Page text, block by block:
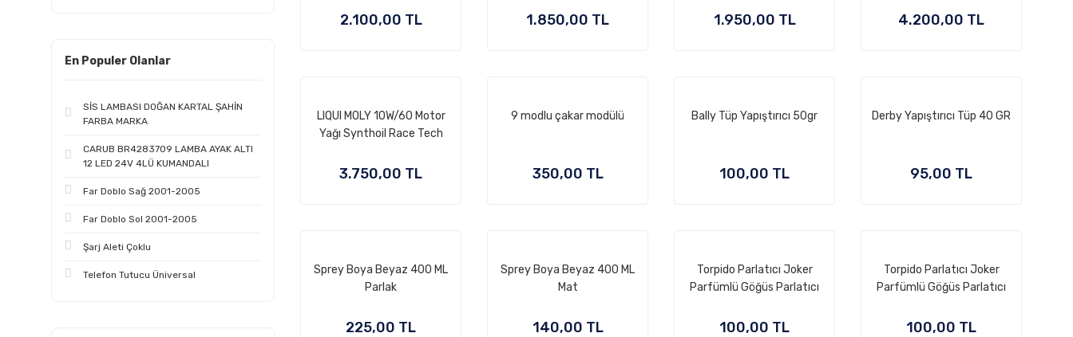
En Populer Olanlar
SİS LAMBASI DOĞAN KARTAL ŞAHİN
FARBA MARKA
CARUB BR4283709 LAMBA AYAK ALTI
12 LED 24V 4LÜ KUMANDALI
Far Doblo Sağ 2001-2005
Far Doblo Sol 2001-2005
Şarj Aleti Çoklu
Telefon Tutucu Üniversal
2.100,00 TL 1.850,00 TL 1.950,00 TL 4.200,00 TL
LIQUI MOLY 10W/60 Motor
Yağı Synthoil Race Tech
3.750,00 TL
9 modlu çakar modülü
350,00 TL
Bally Tüp Yapıştırıcı 50gr
100,00 TL
Derby Yapıştırıcı Tüp 40 GR
95,00 TL
Sprey Boya Beyaz 400 ML
Parlak
225,00 TL
Sprey Boya Beyaz 400 ML
Mat
140,00 TL
Torpido Parlatıcı Joker
Parfümlü Göğüs Parlatıcı
100,00 TL
Torpido Parlatıcı Joker
Parfümlü Göğüs Parlatıcı
100,00 TL